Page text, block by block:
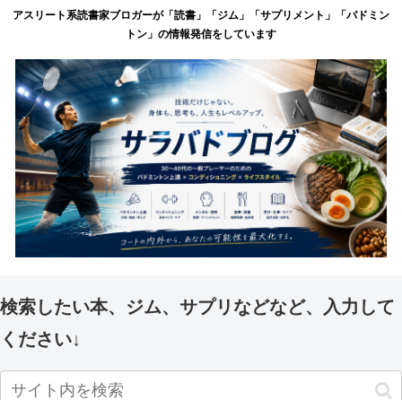
アスリート系読書家ブロガーが「読書」「ジム」「サプリメント」「バドミン
トン」の情報発信をしています
検索したい本、ジム、サプリなどなど、入力して
ください↓